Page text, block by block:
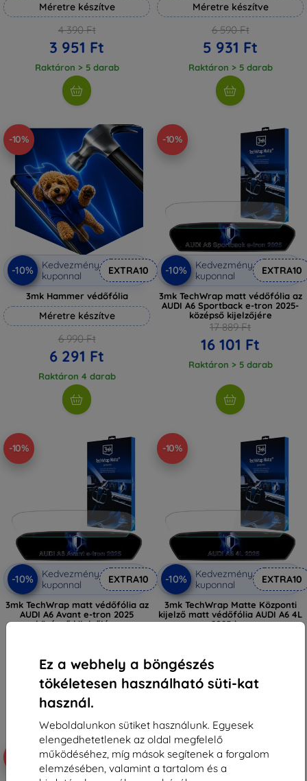
Ez a webhely a böngészés
tökéletesen használható süti-kat
használ.
Weboldalunkon sütiket használunk. Egyesek
elengedhetetlenek az oldal megfelelő
működéséhez, míg mások segítenek a forgalom
elemzésében, valamint a tartalom és a
Méretre készítve
4 390 Ft
3 951 Ft
Raktáron > 5 darab
Méretre készítve
6 590 Ft
5 931 Ft
Raktáron > 5 darab
-10%
-10%
Kedvezmény
kuponnal
EXTRA10
3mk Hammer védőfólia
Méretre készítve
6 990 Ft
6 291 Ft
Raktáron 4 darab
-10%
-10%
Kedvezmény
kuponnal
EXTRA10
3mk TechWrap matt védőfólia az
AUDI A6 Sportback e-tron 2025-
középső kijelzőjére
17 889 Ft
16 101 Ft
Raktáron > 5 darab
-10%
-10%
Kedvezmény
kuponnal
EXTRA10
3mk TechWrap matt védőfólia az
AUDI A6 Avant e-tron 2025
középső kijelzőjére
Raktáron > 5 darab
-10%
-10%
Kedvezmény
kuponnal
EXTRA10
3mk TechWrap Matte Központi
kijelző matt védőfólia AUDI A6 4L
2025-hoz
Raktáron > 5 darab